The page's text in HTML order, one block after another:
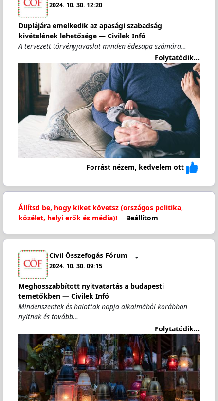
2024. 10. 30. 12:20
Duplájára emelkedik az apasági szabadság
kivételének lehetősége — Civilek Infó
A tervezett törvényjavaslat minden édesapa számára…
Folytatódik...
Forrást nézem, kedvelem ott
Állítsd be, hogy kiket követsz (országos politika,
közélet, helyi erők és média)!
Beállítom
Civil Összefogás Fórum
2024. 10. 30. 09:15
Meghosszabbított nyitvatartás a budapesti
temetőkben — Civilek Infó
Mindenszentek és halottak napja alkalmából korábban
nyitnak és tovább…
Folytatódik...